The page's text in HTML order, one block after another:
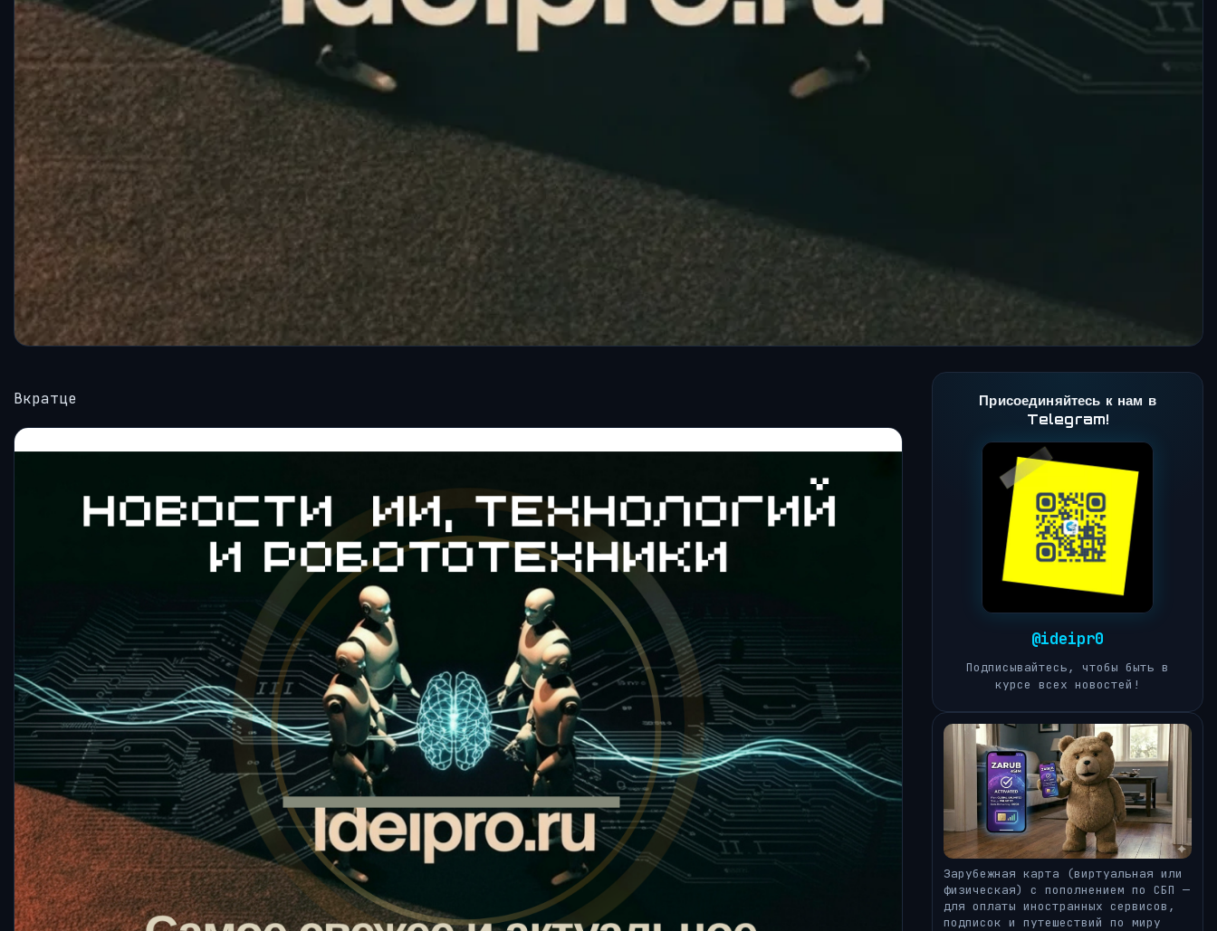
Вкратце
Присоединяйтесь к нам в
Telegram!
@ideipr0
Подписывайтесь, чтобы быть в
курсе всех новостей!
Зарубежная карта (виртуальная или
физическая) с пополнением по СБП —
для оплаты иностранных сервисов,
подписок и путешествий по миру